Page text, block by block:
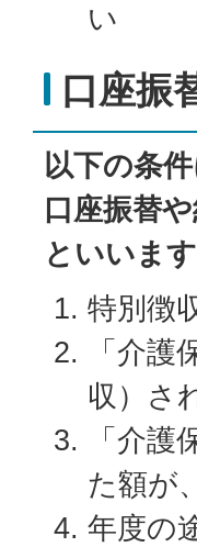
い
口座振
以下の条
口座振替
といいます
特別徴
「介
収）さ
「介
た額が
年度の